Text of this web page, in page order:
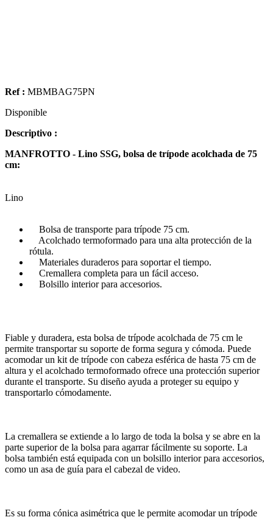
Ref : MBMBAG75PN
Disponible
Descriptivo :
MANFROTTO - Lino SSG, bolsa de trípode acolchada de 75
cm:
Lino
Bolsa de transporte para trípode 75 cm.
Acolchado termoformado para una alta protección de la
rótula.
Materiales duraderos para soportar el tiempo.
Cremallera completa para un fácil acceso.
Bolsillo interior para accesorios.
Fiable y duradera, esta bolsa de trípode acolchada de 75 cm le
permite transportar su soporte de forma segura y cómoda. Puede
acomodar un kit de trípode con cabeza esférica de hasta 75 cm de
altura y el acolchado termoformado ofrece una protección superior
durante el transporte. Su diseño ayuda a proteger su equipo y
transportarlo cómodamente.
La cremallera se extiende a lo largo de toda la bolsa y se abre en la
parte superior de la bolsa para agarrar fácilmente su soporte. La
bolsa también está equipada con un bolsillo interior para accesorios,
como un asa de guía para el cabezal de video.
Es su forma cónica asimétrica que le permite acomodar un trípode